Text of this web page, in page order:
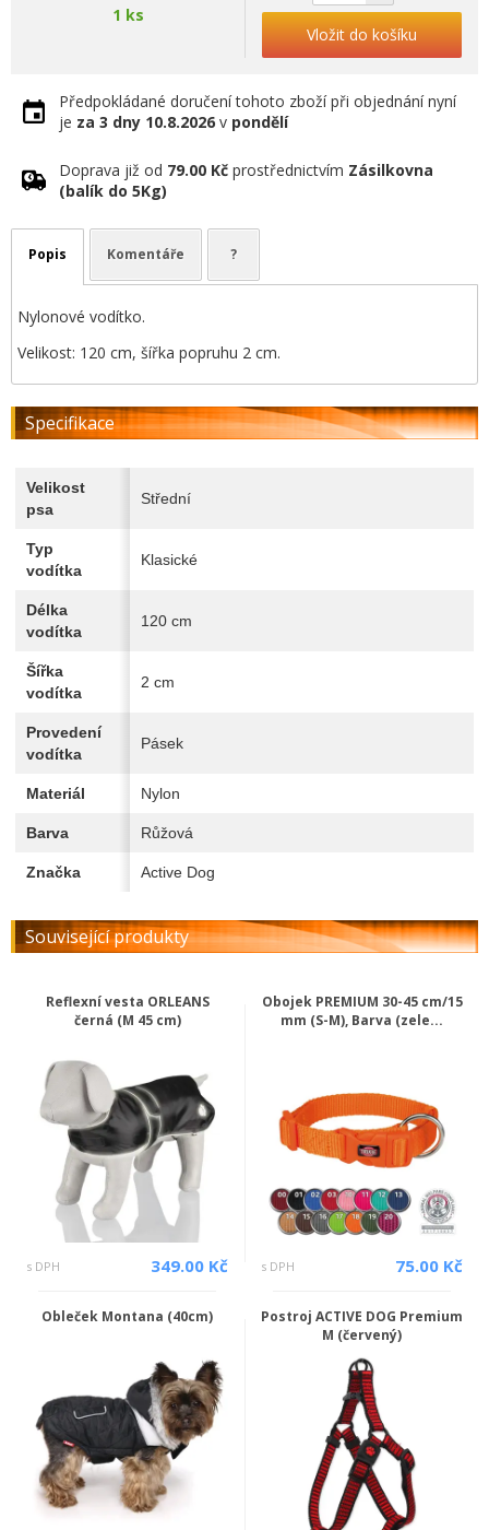
1 ks
Vložit do košíku
Předpokládané doručení tohoto zboží při objednání nyní
je za 3 dny 10.8.2026 v pondělí
Doprava již od 79.00 Kč prostřednictvím Zásilkovna
(balík do 5Kg)
Popis Komentáře ?
Nylonové vodítko.
Velikost: 120 cm, šířka popruhu 2 cm.
Specifikace
Velikost
psa
Střední
Typ
vodítka
Klasické
Délka
vodítka
120 cm
Šířka
vodítka
2 cm
Provedení
vodítka
Pásek
Materiál Nylon
Barva Růžová
Značka Active Dog
Související produkty
Reflexní vesta ORLEANS
černá (M 45 cm)
s DPH 349.00 Kč
Obojek PREMIUM 30-45 cm/15
mm (S-M), Barva (zele...
s DPH 75.00 Kč
Obleček Montana (40cm)
Postroj ACTIVE DOG Premium
M (červený)